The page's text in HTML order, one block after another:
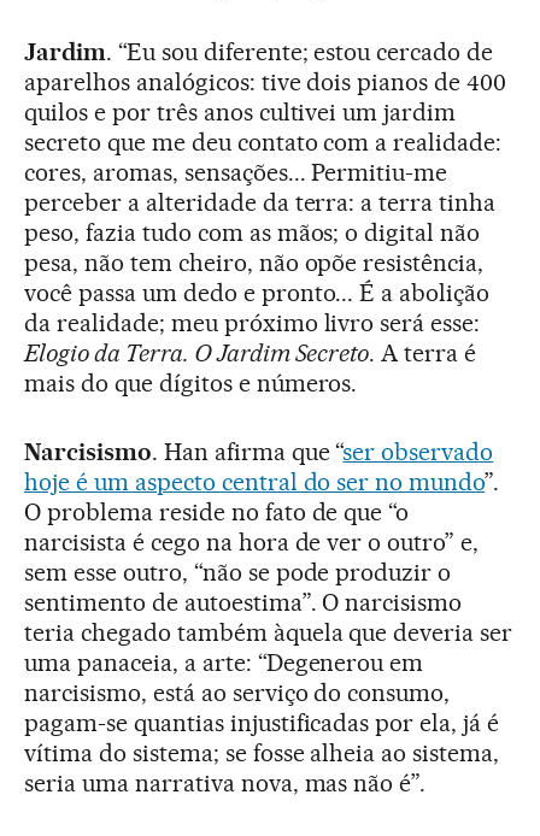
Jardim. “Eu sou diferente; estou cercado de
aparelhos analógicos: tive dois pianos de 400
quilos e por três anos cultivei um jardim
secreto que me deu contato com a realidade:
cores, aromas, sensações... Permitiu-me
perceber a alteridade da terra: a terra tinha
peso, fazia tudo com as mãos; o digital não
pesa, não tem cheiro, não opõe resistência,
você passa um dedo e pronto... É a abolição
da realidade; meu próximo livro será esse:
Elogio da Terra. O Jardim Secreto. A terra é
mais do que dígitos e números.
Narcisismo. Han afirma que “ser observado
hoje é um aspecto central do ser no mundo”.
O problema reside no fato de que “o
narcisista é cego na hora de ver o outro” e,
sem esse outro, “não se pode produzir o
sentimento de autoestima”. O narcisismo
teria chegado também àquela que deveria ser
uma panaceia, a arte: “Degenerou em
narcisismo, está ao serviço do consumo,
pagam-se quantias injustificadas por ela, já é
vítima do sistema; se fosse alheia ao sistema,
seria uma narrativa nova, mas não é”.